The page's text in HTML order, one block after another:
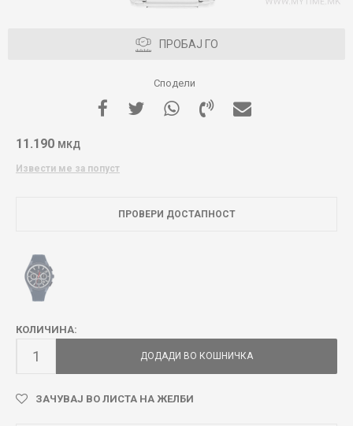
ПРОБАЈ ГО
Сподели
11.190 МКД
Извести ме за попуст
ПРОВЕРИ ДОСТАПНОСТ
КОЛИЧИНА:
ДОДАДИ ВО КОШНИЧКА
ЗАЧУВАЈ ВО ЛИСТА НА ЖЕЛБИ